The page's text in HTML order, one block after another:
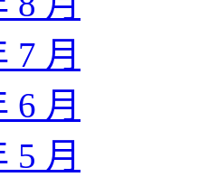
7 月
6 月
5 月